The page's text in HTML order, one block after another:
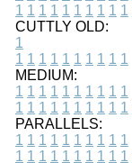
1 1 1 1 1 1 1 1 1 1
CUTTLY OLD:
1
1 1 1 1 1 1 1 1 1 1
MEDIUM:
1 1 1 1 1 1 1 1 1 1
1 1 1 1 1 1 1 1 1 1
PARALLELS:
1 1 1 1 1 1 1 1 1 1
1 1 1 1 1 1 1 1 1 1